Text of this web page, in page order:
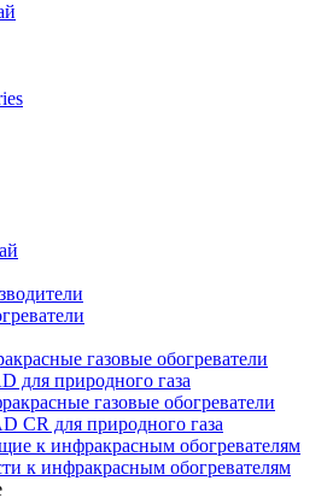
газовые обогреватели
для природного газа
газовые обогреватели
CR для природного газа
к инфракрасным обогревателям
к инфракрасным обогревателям